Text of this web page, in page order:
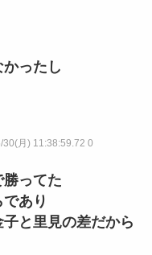
ったし
30(月) 11:38:59.72 0
ってた
あり
と里見の差だから